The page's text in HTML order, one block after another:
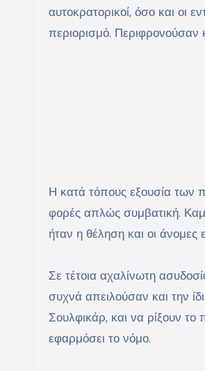
αυτοκρατορικοί, όσο και οι
περιορισμό. Περιφρονούσαν
Η κατά τόπους εξουσία των
φορές απλώς συμβατική.
ήταν η θέληση και οι άνομες
Σε τέτοια αχαλίνωτη
συχνά απειλούσαν και την
Σουλφικάρ, και να ρίξουν το
εφαρμόσει το νόμο.